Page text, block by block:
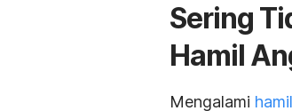
Sering
Hamil
Mengalami